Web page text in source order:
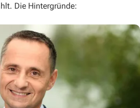
Die Hintergründe: